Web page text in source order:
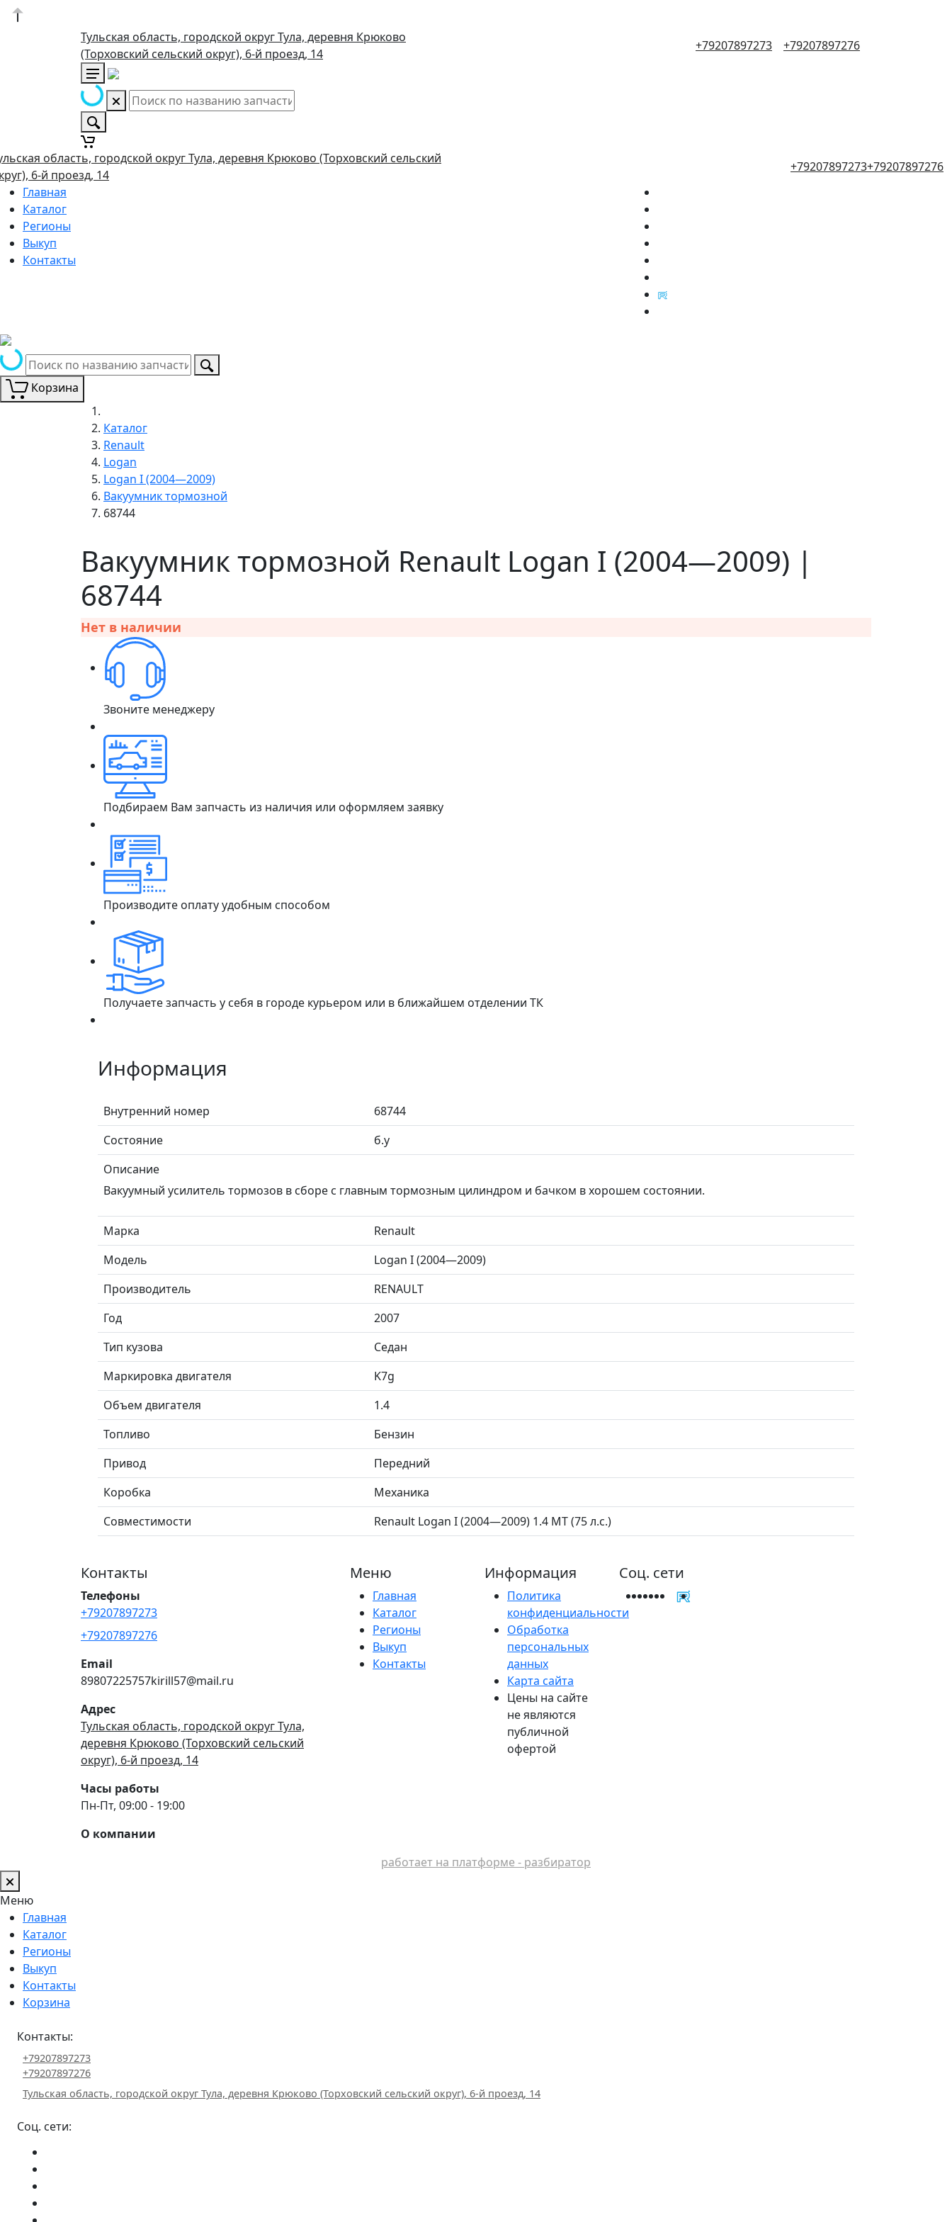
Тульская область, городской округ Тула, деревня Крюково
(Торховский сельский округ), 6-й проезд, 14
+79207897273 +79207897276
область, городской округ Тула, деревня Крюково (Торховский сельский
6-й проезд, 14
+79207897273+79207897276
Главная
Каталог
Регионы
Выкуп
Контакты
Корзина
Каталог
Renault
Logan
Logan I (2004—2009)
Вакуумник тормозной
68744
Вакуумник тормозной Renault Logan I (2004—2009) |
68744
Нет в наличии
Звоните менеджеру
Подбираем Вам запчасть из наличия или оформляем заявку
Производите оплату удобным способом
Получаете запчасть у себя в городе курьером или в ближайшем отделении ТК
Информация
Внутренний номер
68744
Состояние
б.у
Описание
Вакуумный усилитель тормозов в сборе с главным тормозным цилиндром и бачком в хорошем состоянии.
Марка
Renault
Модель
Logan I (2004—2009)
Производитель
RENAULT
Год
2007
Тип кузова
Седан
Маркировка двигателя
K7g
Объем двигателя
1.4
Топливо
Бензин
Привод
Передний
Коробка
Механика
Совместимости
Renault Logan I (2004—2009) 1.4 MT (75 л.с.)
Контакты
Телефоны
+79207897273
+79207897276
Email
89807225757kirill57@mail.ru
Адрес
Тульская область, городской округ Тула,
деревня Крюково (Торховский сельский
округ), 6-й проезд, 14
Часы работы
Пн-Пт, 09:00 - 19:00
О компании
Меню
Главная
Каталог
Регионы
Выкуп
Контакты
Информация
Политика
конфиденциальности
Обработка
персональных
данных
Карта сайта
Цены на сайте
не являются
публичной
офертой
Соц. сети
работает на платформе - разбиратор
Меню
Главная
Каталог
Регионы
Выкуп
Контакты
Корзина
Контакты:
+79207897273
+79207897276
Тульская область, городской округ Тула, деревня Крюково (Торховский сельский округ), 6-й проезд, 14
Соц. сети: